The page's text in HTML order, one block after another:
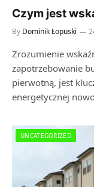
Czym jest
By Dominik Łopuski
Zrozumienie
zapotrzebowanie
pierwotną, jest
energetycznej
UNCATEGORIZED